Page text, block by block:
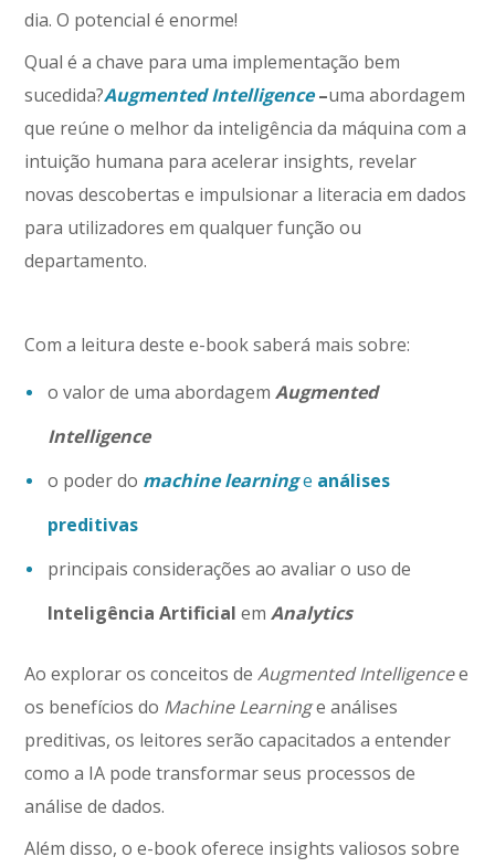
dia. O potencial é enorme!
Qual é a chave para uma implementação bem
sucedida?Augmented Intelligence–uma abordagem
que reúne o melhor da inteligência da máquina com a
intuição humana para acelerar insights, revelar
novas descobertas e impulsionar a literacia em dados
para utilizadores em qualquer função ou
departamento.
Com a leitura deste e-book saberá mais sobre:
o valor de uma abordagemAugmented
Intelligence
o poder do machine learninge análises
preditivas
principais considerações ao avaliaro uso de
Inteligência Artificial emAnalytics
Ao explorar os conceitos deAugmented Intelligencee
os benefícios do Machine Learninge análises
preditivas, os leitores serão capacitados a entender
como a IA pode transformar seus processos de
análise de dados.
Além disso, o e-book oferece insights valiosos sobre